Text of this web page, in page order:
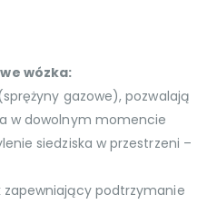
wózka:
gazowe), pozwalają
w dowolnym momencie
siedziska w przestrzeni –
zapewniający podtrzymanie